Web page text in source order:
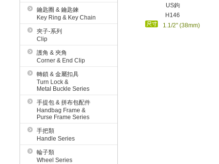
鑰匙圈 & 鑰匙鍊
Key Ring & Key Chain
夾子-系列
Clip
護角 & 夾角
Corner & End Clip
轉鎖 & 金屬扣具
Turn Lock &
Metal Buckle Series
手提包 & 拼布包配件
Handbag Frame &
Purse Frame Series
手把類
Handle Series
輪子類
Wheel Series
US鉤
H146
1.1/2" (38mm)